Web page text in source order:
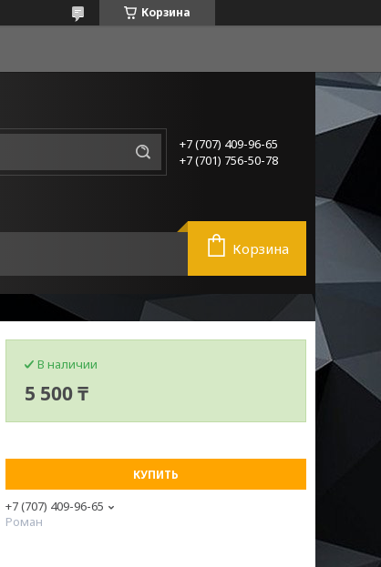
Корзина
+7 (707) 409-96-65
+7 (701) 756-50-78
Корзина
В наличии
5 500 ₸
КУПИТЬ
+7 (707) 409-96-65
Роман